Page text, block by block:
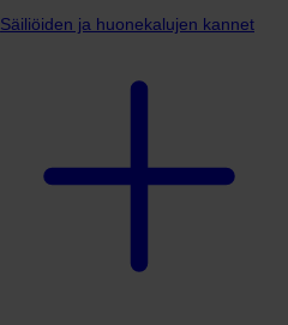
Säiliöiden ja huonekalujen kannet